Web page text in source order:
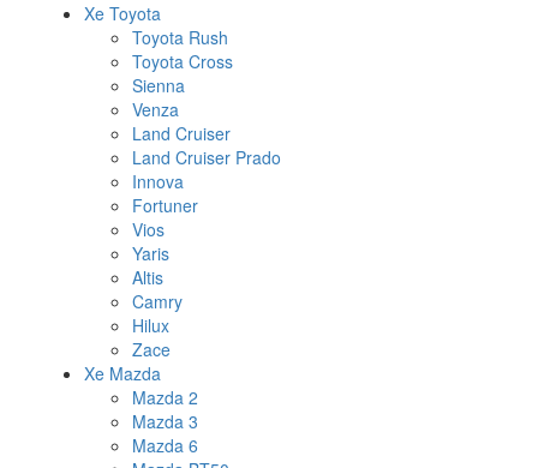
Xe Toyota
Toyota Rush
Toyota Cross
Sienna
Venza
Land Cruiser
Land Cruiser Prado
Innova
Fortuner
Vios
Yaris
Altis
Camry
Hilux
Zace
Xe Mazda
Mazda 2
Mazda 3
Mazda 6